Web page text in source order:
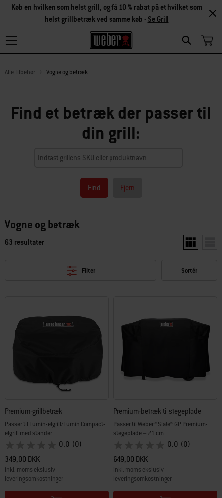
Search
Køb en hvilken som helst grill, og få 10 % rabat på et hvilket som
helst grillbetræk ved samme køb - Se Grill
Alle Tilbehør Vogne og betræk
Find et betræk der passer til
din grill:
Find Fjern
Vogne og betræk
63 resultater Vis to
Filter Sortér
Premium-grillbetræk
Passer til Lumin-elgrill/Lumin Compact-
elgrill med stander
0.0 (0)
349,00 DKK
inkl. moms ekslusiv
leveringsomkostninger
Color Options
Premium-betræk til stegeplade
Passer til Weber® Slate® GP Premium-
stegeplade – 71 cm
0.0 (0)
649,00 DKK
inkl. moms ekslusiv
leveringsomkostninger
Color Options